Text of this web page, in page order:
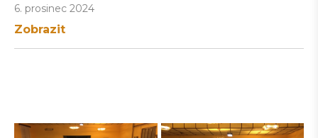
6. prosinec 2024
Zobrazit